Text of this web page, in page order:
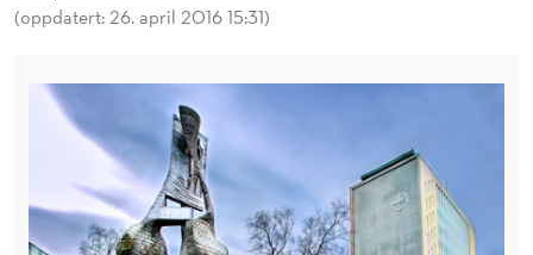
E(oppdatert: 26. april 2016 15:31)